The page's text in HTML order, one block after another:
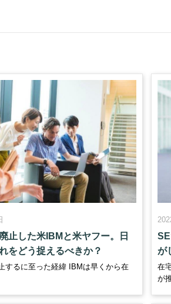
止した米IBMと米ヤフー。日
をどう捉えるべきか？
するに至った経緯 IBMは早くから在
が
在
が